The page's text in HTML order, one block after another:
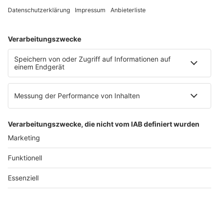
Web:https://www.ruw.de
AGB
Datenschutzerklärung
Genderhinweis
Cookie-Einstellungen